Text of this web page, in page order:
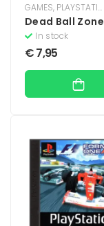
GAMES, PLAYSTATION
Dead Ball Zone
(Zonder Boekje)
In stock
€7,95